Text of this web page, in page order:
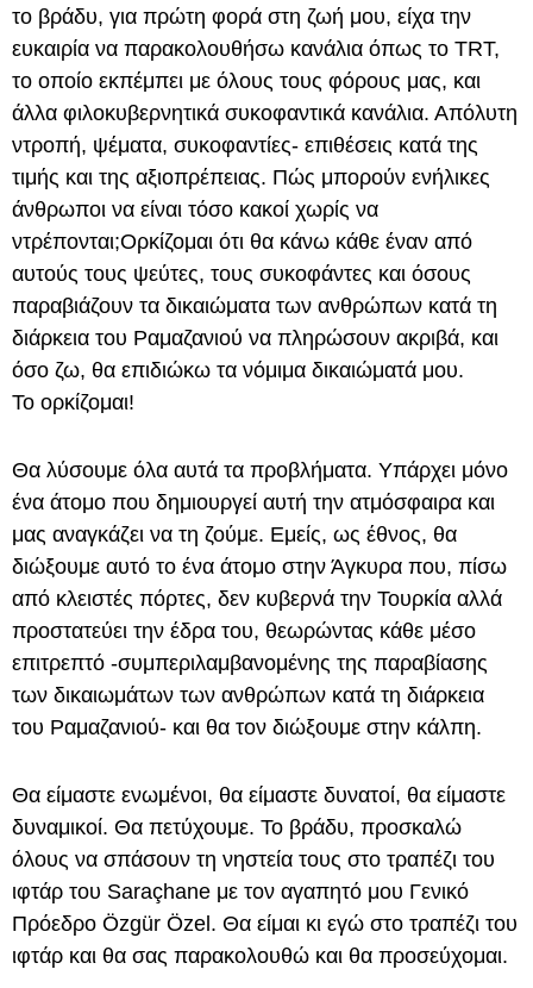
το βράδυ, για πρώτη φορά στη ζωή μου, είχα την
ευκαιρία να παρακολουθήσω κανάλια όπως το TRT,
το οποίο εκπέμπει με όλους τους φόρους μας, και
άλλα φιλοκυβερνητικά συκοφαντικά κανάλια. Απόλυτη
ντροπή, ψέματα, συκοφαντίες- επιθέσεις κατά της
τιμής και της αξιοπρέπειας. Πώς μπορούν ενήλικες
άνθρωποι να είναι τόσο κακοί χωρίς να
ντρέπονται;Ορκίζομαι ότι θα κάνω κάθε έναν από
αυτούς τους ψεύτες, τους συκοφάντες και όσους
παραβιάζουν τα δικαιώματα των ανθρώπων κατά τη
διάρκεια του Ραμαζανιού να πληρώσουν ακριβά, και
όσο ζω, θα επιδιώκω τα νόμιμα δικαιώματά μου.
Το ορκίζομαι!
Θα λύσουμε όλα αυτά τα προβλήματα. Υπάρχει μόνο
ένα άτομο που δημιουργεί αυτή την ατμόσφαιρα και
μας αναγκάζει να τη ζούμε. Εμείς, ως έθνος, θα
διώξουμε αυτό το ένα άτομο στην Άγκυρα που, πίσω
από κλειστές πόρτες, δεν κυβερνά την Τουρκία αλλά
προστατεύει την έδρα του, θεωρώντας κάθε μέσο
επιτρεπτό -συμπεριλαμβανομένης της παραβίασης
των δικαιωμάτων των ανθρώπων κατά τη διάρκεια
του Ραμαζανιού- και θα τον διώξουμε στην κάλπη.
Θα είμαστε ενωμένοι, θα είμαστε δυνατοί, θα είμαστε
δυναμικοί. Θα πετύχουμε. Το βράδυ, προσκαλώ
όλους να σπάσουν τη νηστεία τους στο τραπέζι του
ιφτάρ του Saraçhane με τον αγαπητό μου Γενικό
Πρόεδρο Özgür Özel. Θα είμαι κι εγώ στο τραπέζι του
ιφτάρ και θα σας παρακολουθώ και θα προσεύχομαι.